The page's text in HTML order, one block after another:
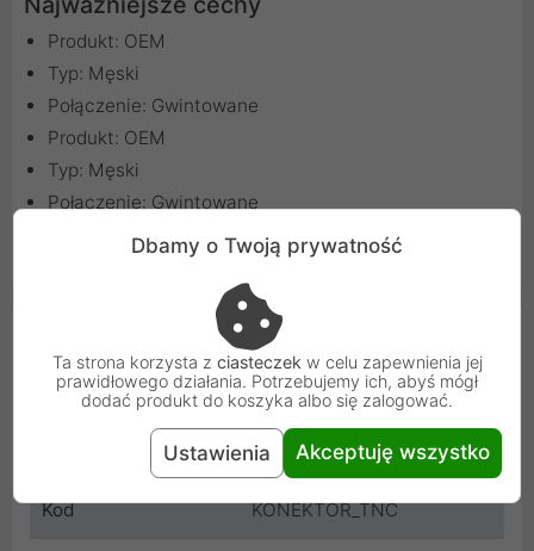
Produkt: OEM
Typ: Męski
Połączenie: Gwintowane
Produkt: OEM
Typ: Męski
Połączenie: Gwintowane
Konektor TNC
Cechy produktu
Typ złącza TNC męskie
OEM
Kod KONEKTOR_TNC
Dbamy o Twoją prywatność
Ta strona korzysta z ciasteczek w celu zapewnienia jej
prawidłowego działania. Potrzebujemy ich, abyś mógł
dodać produkt do koszyka albo się zalogować.
Ustawienia Akceptuję wszystko